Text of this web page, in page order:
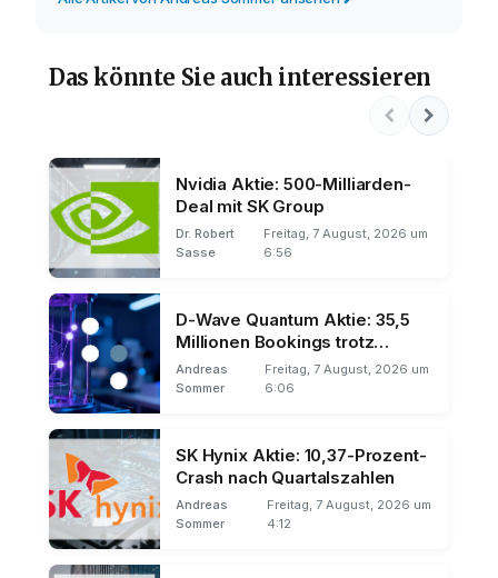
Das könnte Sie auch interessieren
Nvidia Aktie: 500-Milliarden-
Deal mit SK Group
Dr. Robert
Sasse
Freitag, 7 August, 2026 um
6:56
D-Wave Quantum Aktie: 35,5
Millionen Bookings trotz
Umsatz-Miss
Andreas
Sommer
Freitag, 7 August, 2026 um
6:06
SK Hynix Aktie: 10,37-Prozent-
Crash nach Quartalszahlen
Andreas
Sommer
Freitag, 7 August, 2026 um
4:12